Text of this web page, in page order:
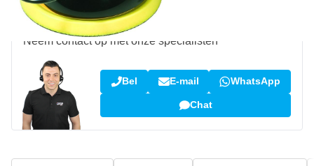
Vraag over dit product?
Neem contact op met onze specialisten
Bel E-mail WhatsApp
Chat